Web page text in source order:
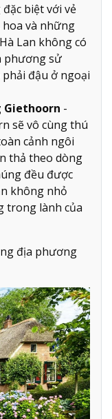
biệt với vẻ
và những
Lan không có
phương sử
đậu ở ngoại
Giethoorn -
sẽ vô cùng thú
cảnh ngôi
thả theo dòng
đều được
không nhỏ
trong lành của
địa phương